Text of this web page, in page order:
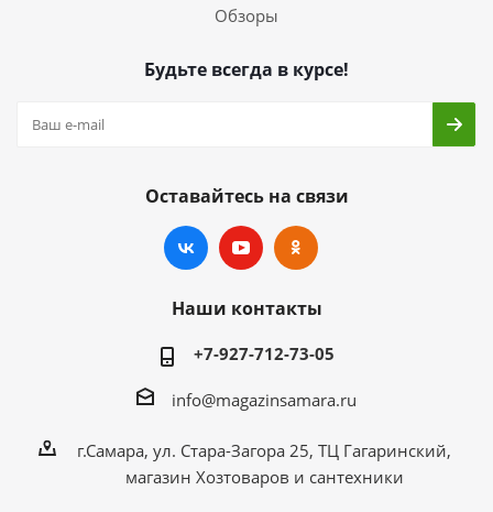
Обзоры
Будьте всегда в курсе!
Оставайтесь на связи
Наши контакты
+7-927-712-73-05
info@magazinsamara.ru
г.Самара, ул. Стара-Загора 25, ТЦ Гагаринский,
магазин Хозтоваров и сантехники